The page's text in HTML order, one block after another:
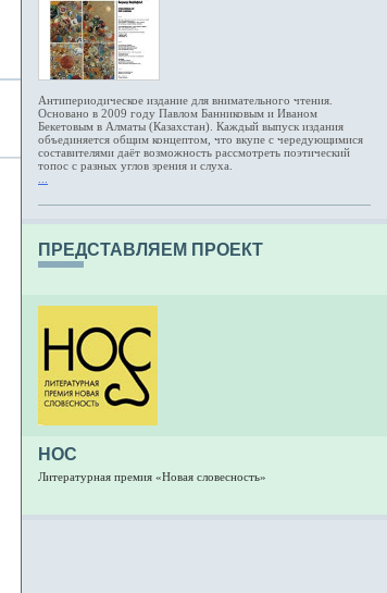
Антипериодическое издание для внимательного чтения.
Основано в 2009 году Павлом Банниковым и Иваном
Бекетовым в Алматы (Казахстан). Каждый выпуск издания
объединяется общим концептом, что вкупе с чередующимися
составителями даёт возможность рассмотреть поэтический
топос с разных углов зрения и слуха.
ПРЕДСТАВЛЯЕМ ПРОЕКТ
НОС
Литературная премия «Новая словесность»